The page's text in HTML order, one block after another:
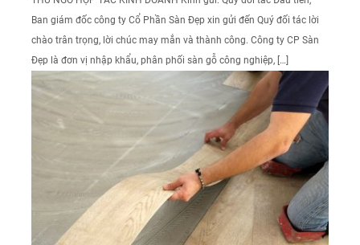
Ban giám đốc công ty Cổ Phần Sàn Đẹp xin gửi đến Quý đối tác lời
chào trân trọng, lời chúc may mắn và thành công. Công ty CP Sàn
Đẹp là đơn vị nhập khẩu, phân phối sàn gỗ công nghiệp, […]